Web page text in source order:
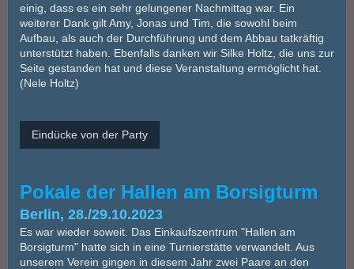
einig, dass es ein sehr gelungener Nachmittag war. Ein
weiterer Dank gilt Amy, Jonas und Tim, die sowohl beim
Aufbau, als auch der Durchführung und dem Abbau tatkräftig
unterstützt haben. Ebenfalls danken wir Silke Holtz, die uns zur
Seite gestanden hat und diese Veranstaltung ermöglicht hat.
(Nele Holtz)
Eindücke von der Party
Pokale der Hallen am Borsigturm
Berlin, 28./29.10.2023
Es war wieder soweit. Das Einkaufszentrum "Hallen am
Borsigturm" hatte sich in eine Turnierstätte verwandelt. Aus
unserem Verein gingen in diesem Jahr zwei Paare an den